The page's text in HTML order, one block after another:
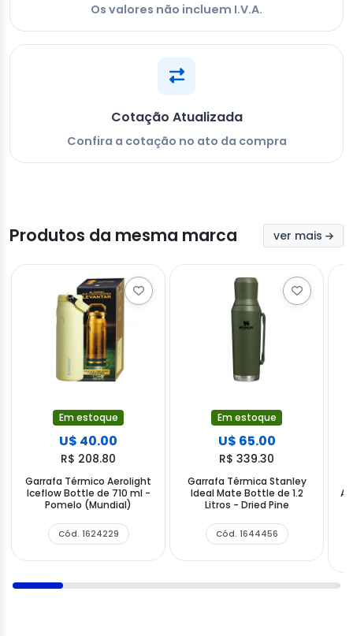
Os valores não incluem I.V.A.
Cotação Atualizada
Confira a cotação no ato da compra
Produtos da mesma marca ver mais
Em estoque
U$ 40.00
R$ 208.80
Garrafa Térmico Aerolight
Iceflow Bottle de 710 ml -
Pomelo (Mundial)
Cód. 1624229
Em estoque
U$ 65.00
R$ 339.30
Garrafa Térmica Stanley
Ideal Mate Bottle de 1.2
Litros - Dried Pine
Cód. 1644456